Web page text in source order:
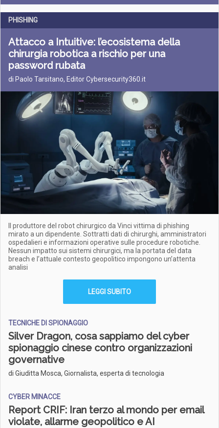
PHISHING
Attacco a Intuitive: l’ecosistema della
chirurgia robotica a rischio per una
password rubata
di Paolo Tarsitano, Editor Cybersecurity360.it
Il produttore del robot chirurgico da Vinci vittima di phishing
mirato a un dipendente. Sottratti dati di chirurghi, amministratori
ospedalieri e informazioni operative sulle procedure robotiche.
Nessun impatto sui sistemi chirurgici, ma la portata del data
breach e l’attuale contesto geopolitico impongono un’attenta
analisi
LEGGI SUBITO
TECNICHE DI SPIONAGGIO
Silver Dragon, cosa sappiamo del cyber
spionaggio cinese contro organizzazioni
governative
di Giuditta Mosca, Giornalista, esperta di tecnologia
CYBER MINACCE
Report CRIF: Iran terzo al mondo per email
violate, allarme geopolitico e AI